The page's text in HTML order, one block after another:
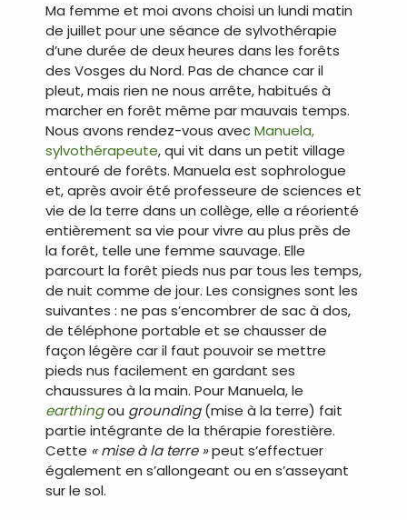
Ma femme et moi avons choisi un lundi matin
de juillet pour une séance de sylvothérapie
d’une durée de deux heures dans les forêts
des Vosges du Nord. Pas de chance car il
pleut, mais rien ne nous arrête, habitués à
marcher en forêt même par mauvais temps.
Nous avons rendez-vous avecManuela,
sylvothérapeute, qui vit dans un petit village
entouré de forêts. Manuela est sophrologue
et, après avoir été professeure de sciences et
vie de la terre dans un collège, elle a réorienté
entièrement sa vie pour vivre au plus près de
la forêt, telle une femme sauvage. Elle
parcourt la forêt pieds nus par tous les temps,
de nuit comme de jour. Les consignes sont les
suivantes : ne pas s’encombrer de sac à dos,
de téléphone portable et se chausser de
façon légère car il faut pouvoir se mettre
pieds nus facilement en gardant ses
chaussures à la main. Pour Manuela, le
earthingou grounding(mise à la terre) fait
partie intégrante de la thérapie forestière.
Cette « mise à la terre »peut s’effectuer
également en s’allongeant ou en s’asseyant
sur le sol.